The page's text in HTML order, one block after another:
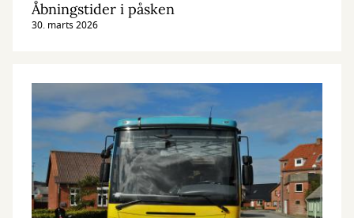
Åbningstider i påsken
30. marts 2026